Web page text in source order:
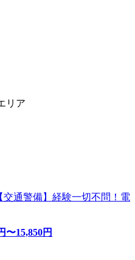
リア
通警備】経験一切不問！電
〜15,850円